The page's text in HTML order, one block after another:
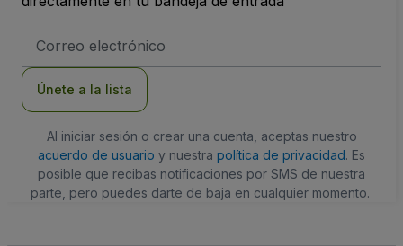
de
Únete a la lista
Al iniciar sesión o crear una cuenta, aceptas nuestro
acuerdo de usuario y nuestra política de privacidad. Es
posible que recibas notificaciones por SMS de nuestra
parte, pero puedes darte de baja en cualquier momento.